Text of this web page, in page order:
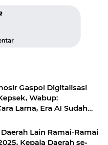
Gaspol Digitalisasi
Wabup:
Lama, Era AI Sudah
Lain Ramai-Ramai
Kepala Daerah se-